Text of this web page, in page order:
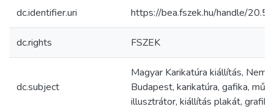
dc.identifier.uri https://bea.fszek.hu/handle/
dc.rights FSZEK
dc.subject
Magyar Karikatúra kiállítás,
Budapest, karikatúra, gafika,
illusztrátor, kiállítás plakát,